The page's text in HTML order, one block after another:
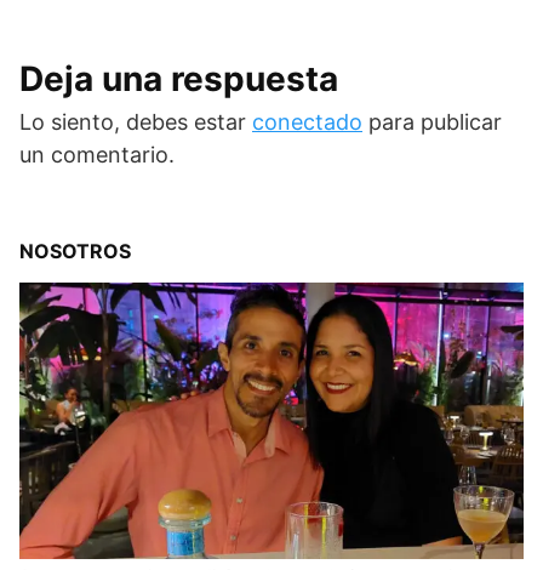
Deja una respuesta
Lo siento, debes estar conectado para publicar
un comentario.
NOSOTROS